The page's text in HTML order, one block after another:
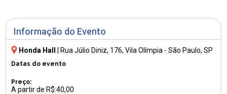
Informação do Evento
Honda Hall Rua Júlio Diniz, 176, Vila Olímpia - São Paulo, SP
Datas do evento
Preço:
A partir de R$:40,00